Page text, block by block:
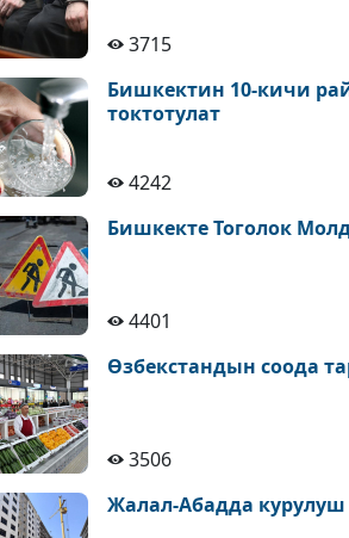
3715
Бишкектин 10-кичи
токтотулат
4242
Бишкекте Тоголок
4401
Өзбекстандын соода
3506
Жалал-Абадда